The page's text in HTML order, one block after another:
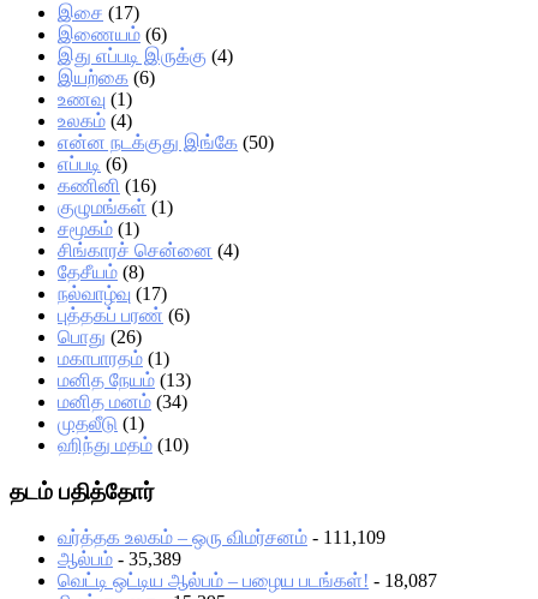
இசை (17)
இணையம் (6)
இது எப்படி இருக்கு (4)
இயற்கை (6)
உணவு (1)
உலகம் (4)
என்ன நடக்குது இங்கே (50)
எப்படி (6)
கணினி (16)
குழுமங்கள் (1)
சமூகம் (1)
சிங்காரச் சென்னை (4)
தேசீயம் (8)
நல்வாழ்வு (17)
புத்தகப் பரண் (6)
பொது (26)
மகாபாரதம் (1)
மனித நேயம் (13)
மனித மனம் (34)
முதலீடு (1)
ஹிந்து மதம் (10)
தடம் பதித்தோர்
வர்த்தக உலகம் – ஒரு விமர்சனம் - 111,109
ஆல்பம் - 35,389
வெட்டி ஒட்டிய ஆல்பம் – பழைய படங்கள்! - 18,087